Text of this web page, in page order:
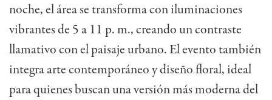
noche, el área se transforma con iluminaciones
vibrantes de 5 a 11 p. m., creando un contraste
llamativo con el paisaje urbano. El evento también
integra arte contemporáneo y diseño floral, ideal
para quienes buscan una versión más moderna del